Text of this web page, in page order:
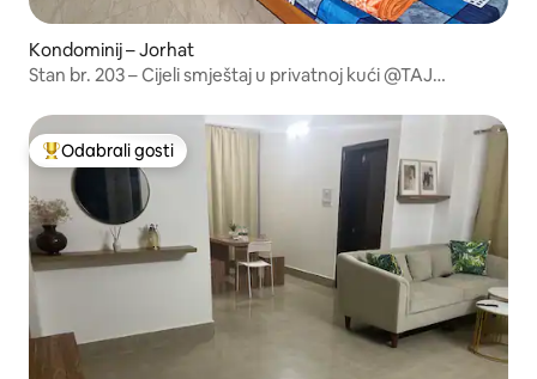
Kondominij – Jorhat
Stan br. 203 – Cijeli smještaj u privatnoj kući @TAJ
Među najviše rangiranima s oznakom „Odabrali gosti”
Odabrali gosti